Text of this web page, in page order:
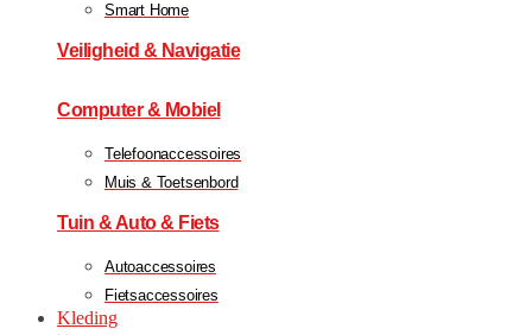
Smart Home
Veiligheid & Navigatie
Computer & Mobiel
Telefoonaccessoires
Muis & Toetsenbord
Tuin & Auto & Fiets
Autoaccessoires
Fietsaccessoires
Kleding